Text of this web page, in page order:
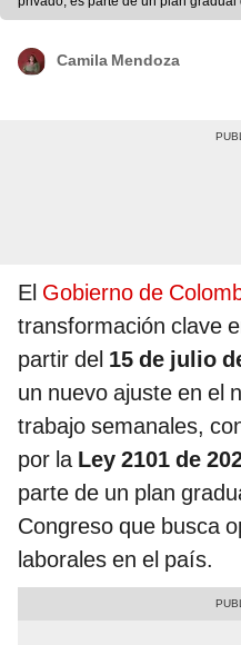
de 42 horas. Foto: Freepik
Camila Mendoza
El Gobierno de
transformación clave
partir del 15 de julio
un nuevo ajuste en el
trabajo semanales,
por laLey 2101 de
parte de un plan
Congreso que busca
laborales en el país.